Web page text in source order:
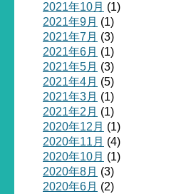
2021年10月 (1)
2021年9月 (1)
2021年7月 (3)
2021年6月 (1)
2021年5月 (3)
2021年4月 (5)
2021年3月 (1)
2021年2月 (1)
2020年12月 (1)
2020年11月 (4)
2020年10月 (1)
2020年8月 (3)
2020年6月 (2)